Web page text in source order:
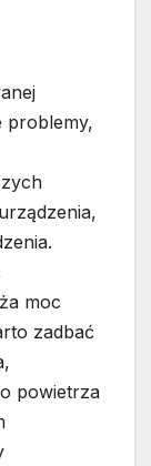
problemy,
moc
zadbać
powietrza